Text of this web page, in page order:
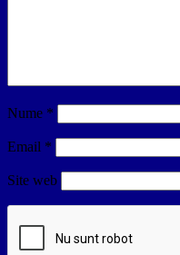
Nume *
Email *
Site web